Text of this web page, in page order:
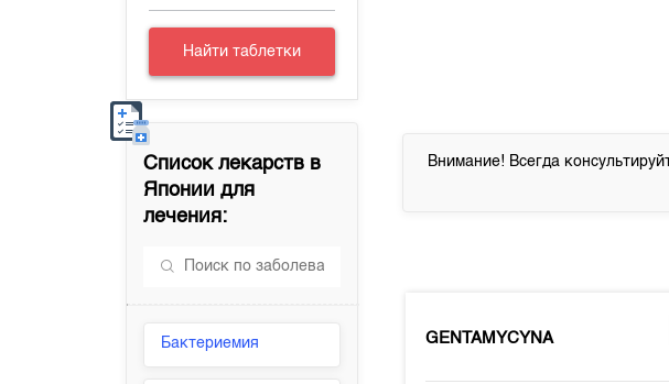
Найти таблетки
Список лекарств в
Японии для
лечения:
Бактериемия
Внимание! Всегда
GENTAMYCYNA